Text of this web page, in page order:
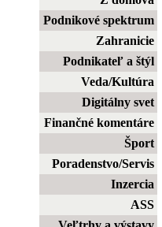
Podnikové spektrum
Zahranicie
Podnikateľ a štýl
Veda/Kultúra
Digitálny svet
Finančné komentáre
Šport
Poradenstvo/Servis
Inzercia
ASS